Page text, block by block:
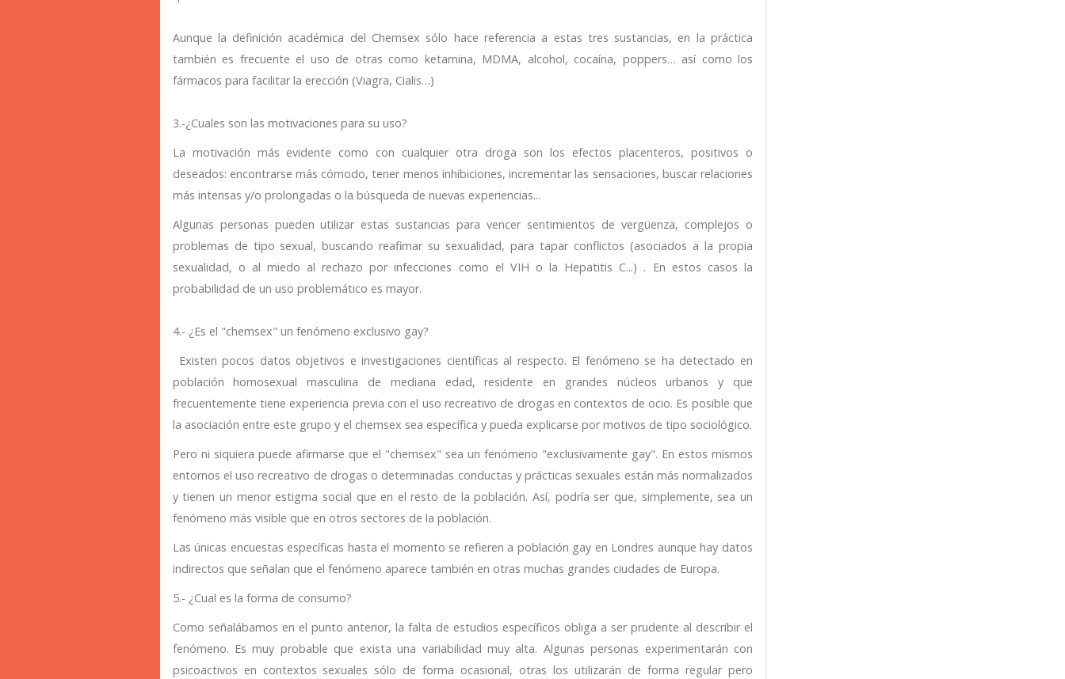
Aunque la definición académica del Chemsex sólo hace referencia a estas tres sustancias, en la práctica
también es frecuente el uso de otras como ketamina, MDMA, alcohol, cocaína, poppers… así como los
fármacos para facilitar la erección (Viagra, Cialis…)
3.-¿Cuales son las motivaciones para su uso?
La motivación más evidente como con cualquier otra droga son los efectos placenteros, positivos o
deseados: encontrarse más cómodo, tener menos inhibiciones, incrementar las sensaciones, buscar relaciones
más intensas y/o prolongadas o la búsqueda de nuevas experiencias...
Algunas personas pueden utilizar estas sustancias para vencer sentimientos de vergüenza, complejos o
problemas de tipo sexual, buscando reafimar su sexualidad, para tapar conflictos (asociados a la propia
sexualidad, o al miedo al rechazo por infecciones como el VIH o la Hepatitis C...) . En estos casos la
probabilidad de un uso problemático es mayor.
4.- ¿Es el "chemsex" un fenómeno exclusivo gay?
Existen pocos datos objetivos e investigaciones científicas al respecto. El fenómeno se ha detectado en
población homosexual masculina de mediana edad, residente en grandes núcleos urbanos y que
frecuentemente tiene experiencia previa con el uso recreativo de drogas en contextos de ocio. Es posible que
la asociación entre este grupo y el chemsex sea específica y pueda explicarse por motivos de tipo sociológico.
Pero ni siquiera puede afirmarse que el "chemsex" sea un fenómeno "exclusivamente gay". En estos mismos
entornos el uso recreativo de drogas o determinadas conductas y prácticas sexuales están más normalizados
y tienen un menor estigma social que en el resto de la población. Así, podría ser que, simplemente, sea un
fenómeno más visible que en otros sectores de la población.
Las únicas encuestas específicas hasta el momento se refieren a población gay en Londres aunque hay datos
indirectos que señalan que el fenómeno aparece también en otras muchas grandes ciudades de Europa.
5.- ¿Cual es la forma de consumo?
Como señalábamos en el punto anterior, la falta de estudios específicos obliga a ser prudente al describir el
fenómeno. Es muy probable que exista una variabilidad muy alta. Algunas personas experimentarán con
psicoactivos en contextos sexuales sólo de forma ocasional, otras los utilizarán de forma regular pero